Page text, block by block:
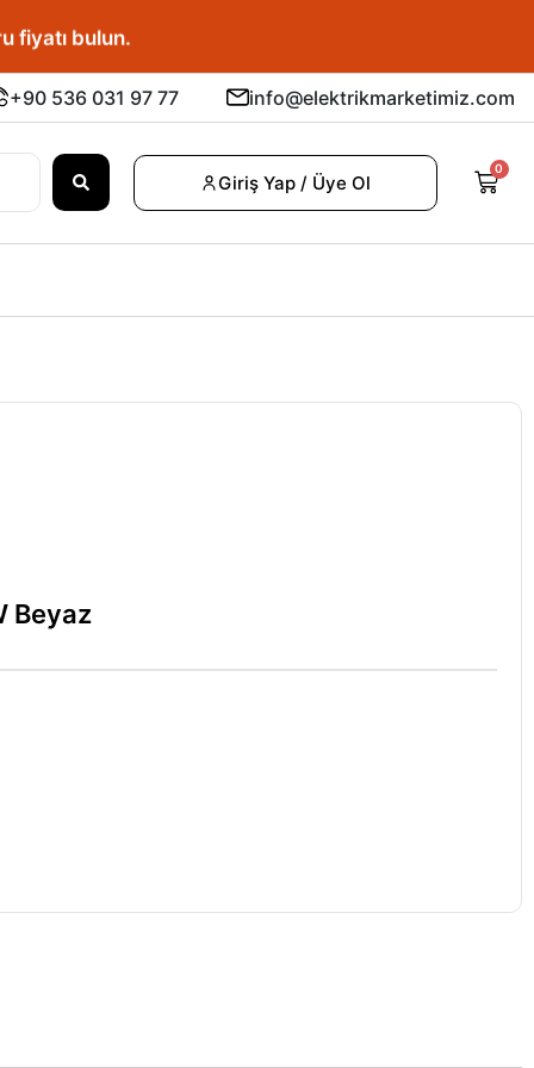
fiyatı bulun.
+90 536 031 97 77 info@elektrikmarketimiz.com
Giriş Yap / Üye Ol
0
Beyaz